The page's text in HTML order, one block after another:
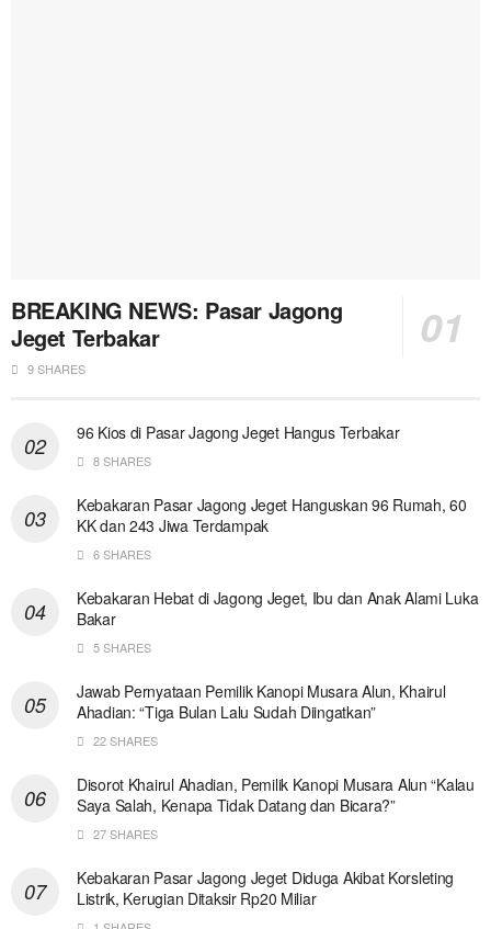
BREAKING NEWS: Pasar Jagong
Jeget Terbakar
9 SHARES
96 Kios di Pasar Jagong Jeget Hangus Terbakar
8 SHARES
Kebakaran Pasar Jagong Jeget Hanguskan 96 Rumah, 60
KK dan 243 Jiwa Terdampak
6 SHARES
Kebakaran Hebat di Jagong Jeget, Ibu dan Anak Alami Luka
Bakar
5 SHARES
Jawab Pernyataan Pemilik Kanopi Musara Alun, Khairul
Ahadian: “Tiga Bulan Lalu Sudah Diingatkan”
22 SHARES
Disorot Khairul Ahadian, Pemilik Kanopi Musara Alun “Kalau
Saya Salah, Kenapa Tidak Datang dan Bicara?”
27 SHARES
Kebakaran Pasar Jagong Jeget Diduga Akibat Korsleting
Listrik, Kerugian Ditaksir Rp20 Miliar